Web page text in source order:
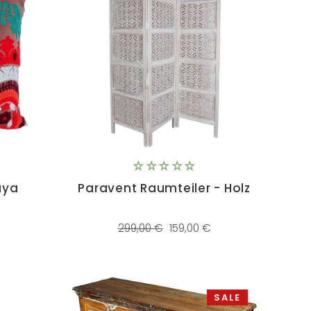
Paravent Raumteiler - Holz
Normaler
299,00 € Sonderpreis
159,00 €
SALE